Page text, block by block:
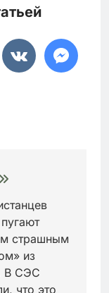
страшным
из
В СЭС
что это